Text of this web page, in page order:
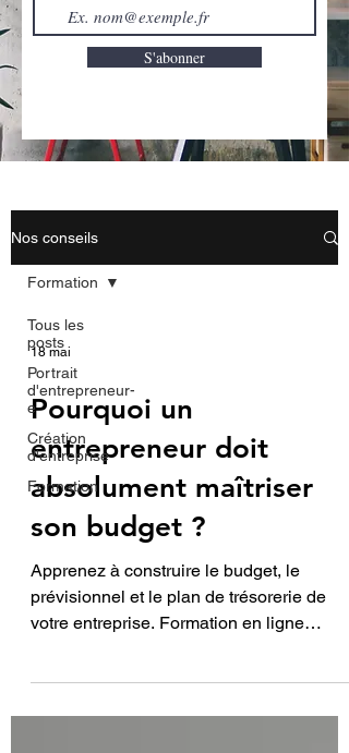
S'abonner
Nos conseils
Tous les
posts
Portrait
d'entrepreneur-
e
Création
d'entreprise
Formation
Formation
18 mai
Pourquoi un
entrepreneur doit
absolument maîtriser
son budget ?
Apprenez à construire le budget, le
prévisionnel et le plan de trésorerie de
votre entreprise. Formation en ligne